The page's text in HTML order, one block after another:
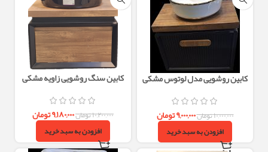
کابین روشویی مدل لوتوس مشکی
۱۰,۰۰۰,۰۰۰تومان۹,۰۰۰,۰۰۰تومان
افزودن به سبد خرید
کابین سنگ روشویی زاویه مشکی
۱۰,۲۰۰,۰۰۰تومان۹,۱۸۰,۰۰۰تومان
افزودن به سبد خرید